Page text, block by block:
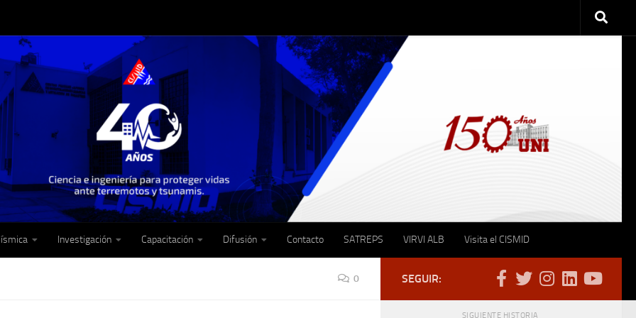
Investigación Capacitación Difusión Contacto SATREPS VIRVI ALB Visita el CISMID
0 SEGUIR:
SIGUIENTE HISTORIA